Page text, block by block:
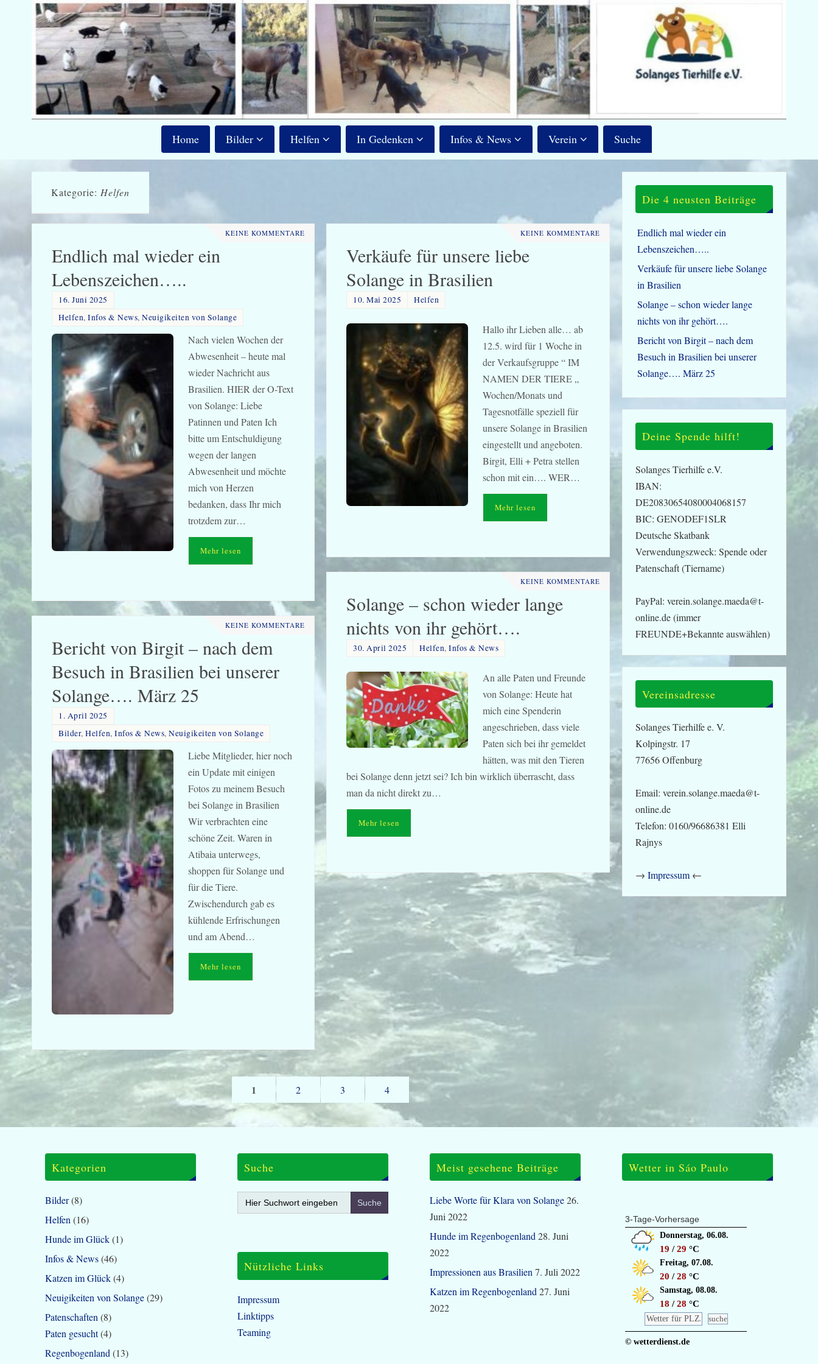
Home Bilder Helfen In Gedenken Infos & News Verein Suche
Kategorie: Helfen
KEINE KOMMENTARE
Endlich mal wieder ein
Lebenszeichen…..
16. Juni 2025
Helfen, Infos & News, Neuigikeiten von Solange
Nach vielen Wochen der
Abwesenheit – heute mal
wieder Nachricht aus
Brasilien. HIER der O-Text
von Solange: Liebe
Patinnen und Paten Ich
bitte um Entschuldigung
wegen der langen
Abwesenheit und möchte
mich von Herzen
bedanken, dass Ihr mich
trotzdem zur…
Mehr lesen
KEINE KOMMENTARE
Verkäufe für unsere liebe
Solange in Brasilien
10. Mai 2025 Helfen
Hallo ihr Lieben alle… ab
12.5. wird für 1 Woche in
der Verkaufsgruppe “ IM
NAMEN DER TIERE „
Wochen/Monats und
Tagesnotfälle speziell für
unsere Solange in Brasilien
eingestellt und angeboten.
Birgit, Elli + Petra stellen
schon mit ein…. WER…
Mehr lesen
KEINE KOMMENTARE
Solange – schon wieder lange
nichts von ihr gehört….
30. April 2025 Helfen,Infos & News
An alle Paten und Freunde
von Solange: Heute hat
mich eine Spenderin
angeschrieben, dass viele
Paten sich bei ihr gemeldet
hätten, was mit den Tieren
bei Solange denn jetzt sei? Ich bin wirklich überrascht, dass
man da nicht direkt zu…
Mehr lesen
KEINE KOMMENTARE
Bericht von Birgit – nach dem
Besuch in Brasilien bei unserer
Solange…. März 25
1. April 2025
Bilder, Helfen, Infos & News, Neuigikeiten von Solange
Liebe Mitglieder, hier noch
ein Update mit einigen
Fotos zu meinem Besuch
bei Solange in Brasilien
Wir verbrachten eine
schöne Zeit. Waren in
Atibaia unterwegs,
shoppen für Solange und
für die Tiere.
Zwischendurch gab es
kühlende Erfrischungen
und am Abend…
Mehr lesen
1 2 3 4
Die 4 neusten Beiträge
Endlich mal wieder ein
Lebenszeichen…..
Verkäufe für unsere liebe Solange
in Brasilien
Solange – schon wieder lange
nichts von ihr gehört….
Bericht von Birgit – nach dem
Besuch in Brasilien bei unserer
Solange…. März 25
Deine Spende hilft!
Solanges Tierhilfe e.V.
IBAN:
DE20830654080004068157
BIC: GENODEF1SLR
Deutsche Skatbank
Verwendungszweck: Spende oder
Patenschaft (Tiername)
PayPal: verein.solange.maeda@t-
online.de (immer
FREUNDE+Bekannte auswählen)
Vereinsadresse
Solanges Tierhilfe e. V.
Kolpingstr. 17
77656 Offenburg
Email: verein.solange.maeda@t-
online.de
Telefon: 0160/96686381 Elli
Rajnys
→ Impressum←
Kategorien
Bilder(8)
Helfen(16)
Hunde im Glück(1)
Infos & News(46)
Katzen im Glück(4)
Neuigikeiten von Solange(29)
Patenschaften(8)
Paten gesucht(4)
Regenbogenland(13)
Suche
Search
for:
Nützliche Links
Impressum
Linktipps
Teaming
Meist gesehene Beiträge
Liebe Worte für Klara von Solange26.
Juni 2022
Hunde im Regenbogenland28. Juni
2022
Impressionen aus Brasilien7. Juli 2022
Katzen im Regenbogenland27. Juni
2022
Wetter in Sáo Paulo
3-Tage-Vorhersage
Donnerstag, 06.08.
19 /29 °C
Freitag, 07.08.
20 /28 °C
Samstag, 08.08.
18 /28 °C
© wetterdienst.de